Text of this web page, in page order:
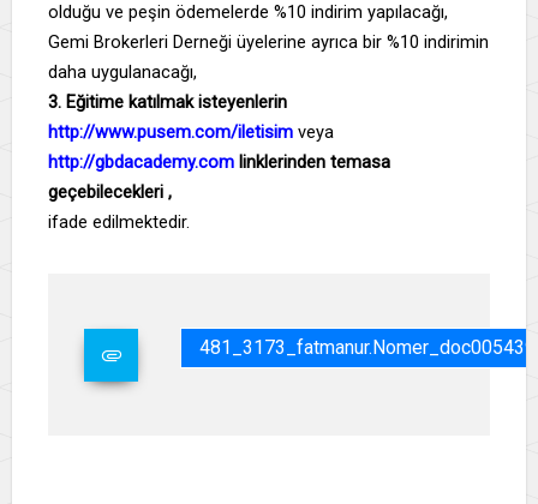
olduğu ve peşin ödemelerde %10 indirim yapılacağı,
Gemi Brokerleri Derneği üyelerine ayrıca bir %10 indirimin
daha uygulanacağı,
3. Eğitime katılmak isteyenlerin
http://www.pusem.com/iletisim veya
http://gbdacademy.com linklerinden temasa
geçebilecekleri ,
ifade edilmektedir.